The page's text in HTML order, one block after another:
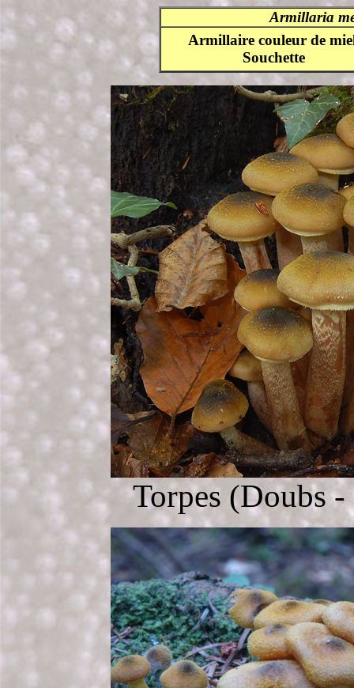
Armillaria
Armillaire couleur de
Souchette
Torpes (Doubs -